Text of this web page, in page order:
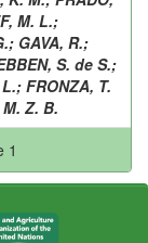
M. L.;
; GAVA, R.;
S. de S.;
; FRONZA, T.
Z. B.
1